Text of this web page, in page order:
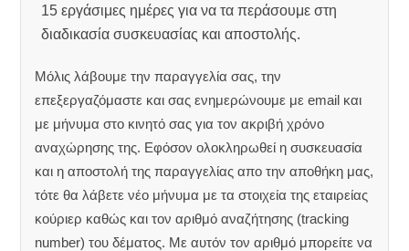
15 εργάσιμες ημέρες για να τα περάσουμε στη
διαδικασία συσκευασίας και αποστολής.
Μόλις λάβουμε την παραγγελία σας, την
επεξεργαζόμαστε και σας ενημερώνουμε με email και
με μήνυμα στο κινητό σας για τον ακριβή χρόνο
αναχώρησης της. Εφόσον ολοκληρωθεί η συσκευασία
και η αποστολή της παραγγελίας απο την αποθήκη μας,
τότε θα λάβετε νέο μήνυμα με τα στοιχεία της εταιρείας
κούριερ καθώς και τον αριθμό αναζήτησης (tracking
number) του δέματος. Με αυτόν τον αριθμό μπορείτε να